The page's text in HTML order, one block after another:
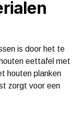
is door het te
eettafel met
houten planken
zorgt voor een